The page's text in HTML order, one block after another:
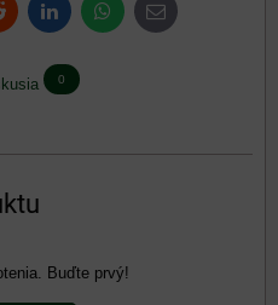
LinkedInWhatsApp
E-
mail
0
Buďte prvý!